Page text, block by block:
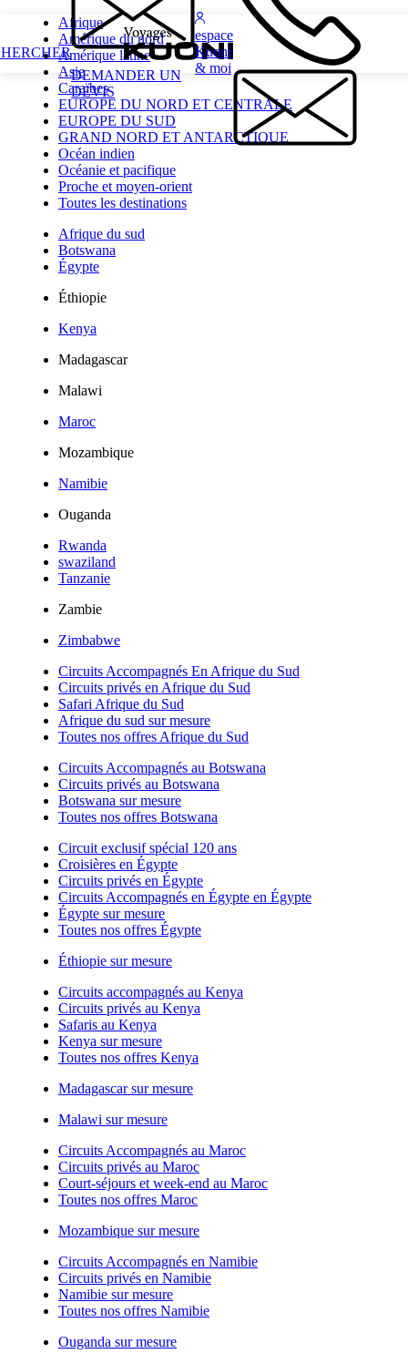
DEMANDER UN
DEVIS
espace
Kuoni
& moi
Afrique
Amérique du nord
Amérique latine
Asie
Caraïbes
EUROPE DU NORD ET CENTRALE
EUROPE DU SUD
GRAND NORD ET ANTARCTIQUE
Océan indien
Océanie et pacifique
Proche et moyen-orient
Toutes les destinations
Afrique du sud
Botswana
Égypte
Éthiopie
Kenya
Madagascar
Malawi
Maroc
Mozambique
Namibie
Ouganda
Rwanda
swaziland
Tanzanie
Zambie
Zimbabwe
Circuits Accompagnés En Afrique du Sud
Circuits privés en Afrique du Sud
Safari Afrique du Sud
Afrique du sud sur mesure
Toutes nos offres Afrique du Sud
Circuits Accompagnés au Botswana
Circuits privés au Botswana
Botswana sur mesure
Toutes nos offres Botswana
Circuit exclusif spécial 120 ans
Croisières en Égypte
Circuits privés en Égypte
Circuits Accompagnés en Égypte en Égypte
Égypte sur mesure
Toutes nos offres Égypte
Éthiopie sur mesure
Circuits accompagnés au Kenya
Circuits privés au Kenya
Safaris au Kenya
Kenya sur mesure
Toutes nos offres Kenya
Madagascar sur mesure
Malawi sur mesure
Circuits Accompagnés au Maroc
Circuits privés au Maroc
Court-séjours et week-end au Maroc
Toutes nos offres Maroc
Mozambique sur mesure
Circuits Accompagnés en Namibie
Circuits privés en Namibie
Namibie sur mesure
Toutes nos offres Namibie
Ouganda sur mesure